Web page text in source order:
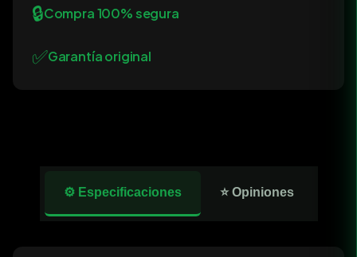
🔒Compra 100% segura
✅Garantía original
⚙️ Especificaciones ⭐ Opiniones